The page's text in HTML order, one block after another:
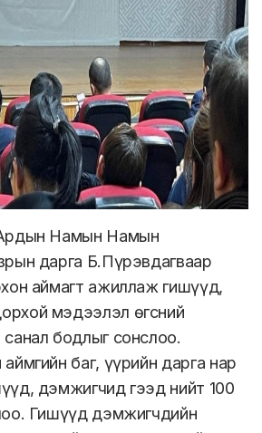
Намын Намын
дарга Б.Пүрэвдагваар
аймагт ажиллаж гишүүд,
мэдээлэл өгсний
бодлыг сонслоо.
баг, үүрийн дарга нар
дэмжигчид гээд нийт 100
Гишүүд дэмжигчдийн